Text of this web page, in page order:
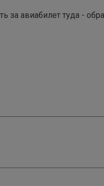
за авиабилет туда -